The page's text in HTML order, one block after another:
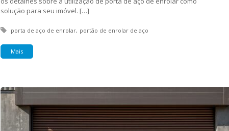
solução para seu imóvel. […]
Tagged with:
porta de aço de enrolar portão de enrolar de aço
Mais